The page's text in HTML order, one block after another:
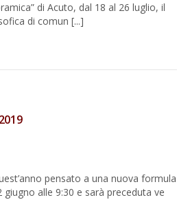
di Acuto, dal 18 al 26 luglio, il
di comun [...]
pensato a una nuova formula
alle 9:30 e sarà preceduta ve